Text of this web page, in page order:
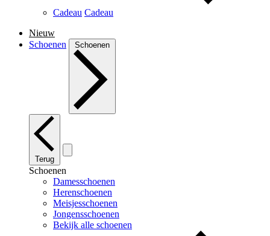
Cadeau Cadeau
Nieuw
Schoenen
Schoenen
Terug
Schoenen
Damesschoenen
Herenschoenen
Meisjesschoenen
Jongensschoenen
Bekijk alle schoenen